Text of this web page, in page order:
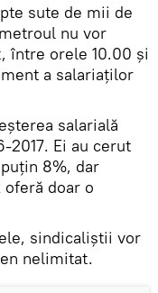
sute de mii de
nu vor
între orele 10.00 şi
a salariaţilor
salarială
2017. Ei au cerut
8%, dar
doar o
sindicaliştii vor
nelimitat.